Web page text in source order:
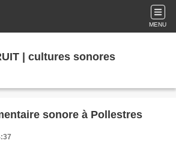
MENU
| cultures sonores
sonore à Pollestres